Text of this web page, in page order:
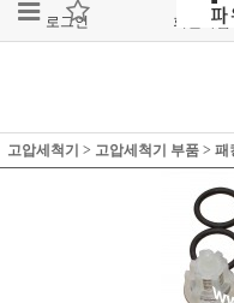
로그인 회원가입
고압세척기 > 고압세척기 부품 > 패